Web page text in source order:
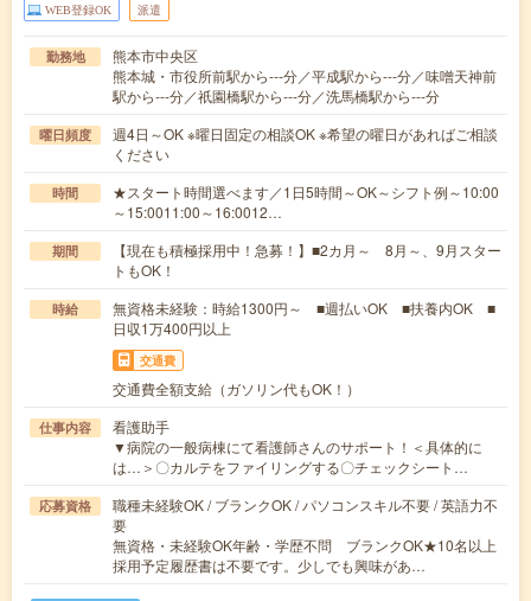
WEB登録OK 派遣
勤務地
熊本市中央区
熊本城・市役所前駅から---分／平成駅から---分／味噌天神前
駅から---分／祇園橋駅から---分／洗馬橋駅から---分
曜日頻度
週4日～OK ※曜日固定の相談OK ※希望の曜日があればご相談
ください
時間
★スタート時間選べます／1日5時間～OK～シフト例～10:00
～15:0011:00～16:0012…
期間
【現在も積極採用中！急募！】■2カ月～ 8月～、9月スター
トもOK！
時給
無資格未経験：時給1300円～ ■週払いOK ■扶養内OK ■
日収1万400円以上
交通費
交通費全額支給（ガソリン代もOK！）
仕事内容
看護助手
▼病院の一般病棟にて看護師さんのサポート！＜具体的に
は…＞〇カルテをファイリングする〇チェックシート…
応募資格
職種未経験OK / ブランクOK / パソコンスキル不要 / 英語力不
要
無資格・未経験OK年齢・学歴不問 ブランクOK★10名以上
採用予定履歴書は不要です。少しでも興味があ…